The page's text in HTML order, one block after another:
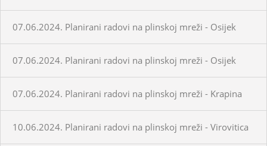
07.06.2024. Planirani radovi na plinskoj mreži - Osijek
07.06.2024. Planirani radovi na plinskoj mreži - Osijek
07.06.2024. Planirani radovi na plinskoj mreži - Krapina
10.06.2024. Planirani radovi na plinskoj mreži - Virovitica